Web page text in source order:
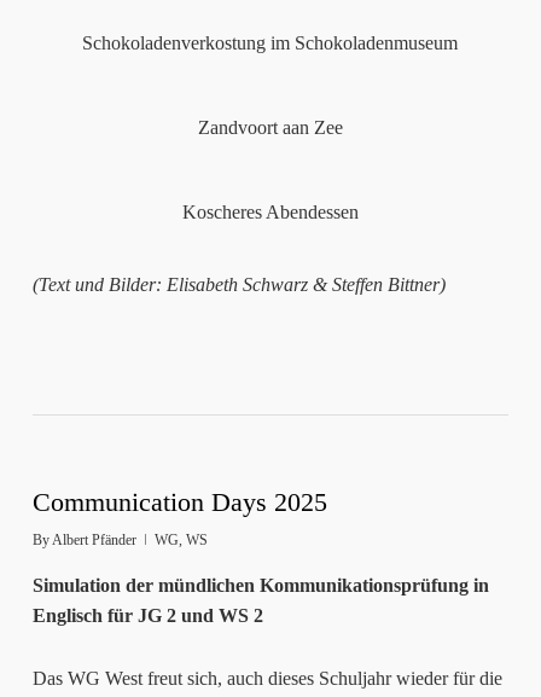
Schokoladenverkostung im Schokoladenmuseum
Zandvoort aan Zee
Koscheres Abendessen
(Text und Bilder: Elisabeth Schwarz & Steffen Bittner)
Communication Days 2025
ByAlbert Pfänder WG, WS
Simulation der mündlichen Kommunikationsprüfung in
Englisch für JG 2 und WS 2
Das WG West freut sich, auch dieses Schuljahr wieder für die